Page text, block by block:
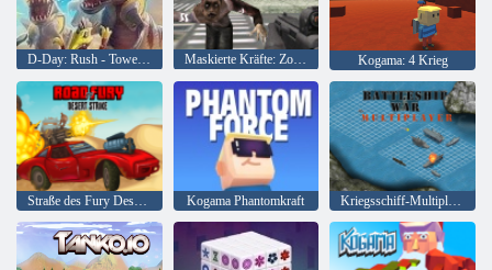
D-Day: Rush - Tower Defense Maskierte Kräfte: Zombie-Überleben Kogama: 4 Krieg
Straße des Fury Desert Strike Kogama Phantomkraft Kriegsschiff-Multiplayer